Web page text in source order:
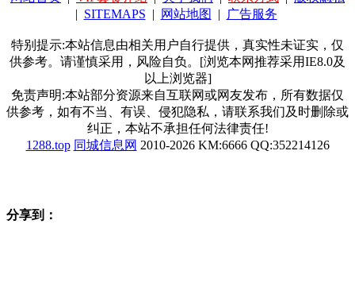
| SITEMAPS | 网站地图 | 广告服务
特别提示:本站信息由相关用户自行提供，真实性未证实，仅
供参考。请谨慎采用，风险自负。[浏览本网推荐采用IE8.0及
以上浏览器]
免责声明:本站部分资源来自互联网或网友发布，所有数据仅
供参考，如有不当、有误、侵犯隐私，请联系我们及时删除或
纠正，本站不承担任何法律责任!
1288.top 同城信息网 2010-2026 KM:6666 QQ:352214126
分享到：